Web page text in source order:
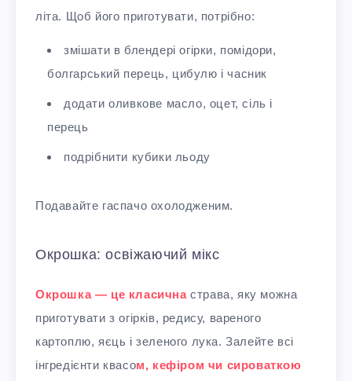
літа. Щоб його приготувати, потрібно:
змішати в блендері огірки, помідори,
болгарський перець, цибулю і часник
додати оливкове масло, оцет, сіль і
перець
подрібнити кубики льоду
Подавайте гаспачо охолодженим.
Окрошка: освіжаючий мікс
Окрошка — це класичнастрава, яку можна
приготувати з огірків, редису, вареного
картоплю, яєць і зеленого лука. Залейте всі
інгредієнти квасом, кефіром чи сироваткою